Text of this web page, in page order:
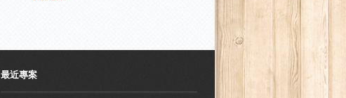
最近專案